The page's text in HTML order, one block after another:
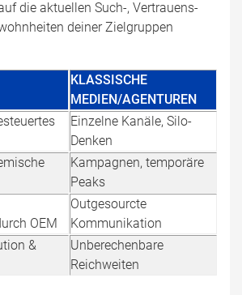
die aktuellen Such-, Vertrauens-
deiner Zielgruppen
KLASSISCHE
MEDIEN/AGENTUREN
Einzelne Kanäle, Silo-
Denken
Kampagnen, temporäre
Peaks
OEM
Outgesourcte
Kommunikation
&
Unberechenbare
Reichweiten